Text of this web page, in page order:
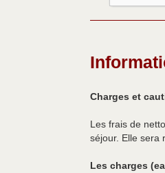
Charges et
Les frais de
séjour. Elle sera
Les charges